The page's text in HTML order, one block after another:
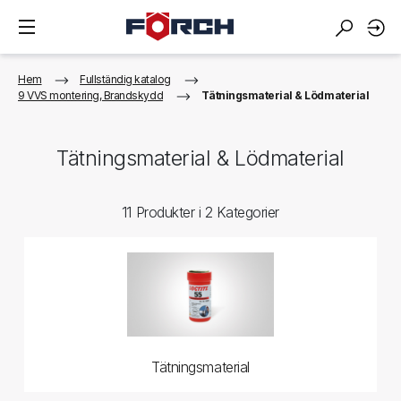
Hem
Fullständig katalog
9 VVS montering, Brandskydd
Tätningsmaterial & Lödmaterial
Tätningsmaterial & Lödmaterial
11 Produkter i 2 Kategorier
Tätningsmaterial